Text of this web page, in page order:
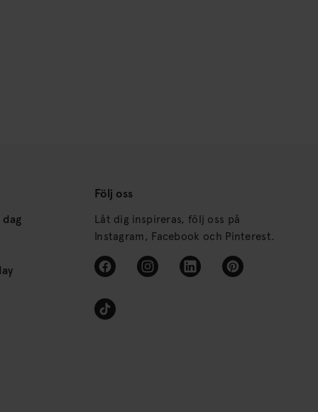
Följ oss
Låt dig inspireras, följ oss på
Instagram, Facebook och Pinterest.